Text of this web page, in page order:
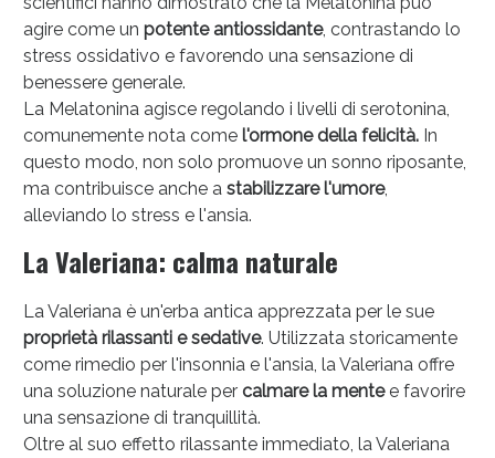
agire come un potente antiossidante, contrastando lo
stress ossidativo e favorendo una sensazione di
benessere generale.
La Melatonina agisce regolando i livelli di serotonina,
comunemente nota come l'ormone della felicità.In
questo modo, non solo promuove un sonno riposante,
ma contribuisce anche a stabilizzare l'umore,
alleviando lo stress e l'ansia.
La Valeriana: calma naturale
La Valeriana è un'erba antica apprezzata per le sue
proprietà rilassanti e sedative. Utilizzata storicamente
come rimedio per l'insonnia e l'ansia, la Valeriana offre
una soluzione naturale per calmare la mentee favorire
una sensazione di tranquillità.
Oltre al suo effetto rilassante immediato, la Valeriana
Vie Urinarie e Prostata: Sconti fino al 45% oggi!